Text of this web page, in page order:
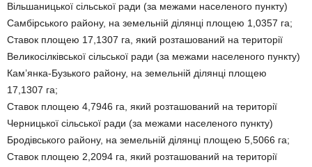
Вільшаницької сільської ради (за межами населеного пункту)
Самбірського району, на земельній ділянці площею 1,0357 га;
Ставок площею 17,1307 га, який розташований на території
Великосілківської сільської ради (за межами населеного пункту)
Кам’янка-Бузького району, на земельній ділянці площею
17,1307 га;
Ставок площею 4,7946 га, який розташований на території
Черницької сільської ради (за межами населеного пункту)
Бродівського району, на земельній ділянці площею 5,5066 га;
Ставок площею 2,2094 га, який розташований на території